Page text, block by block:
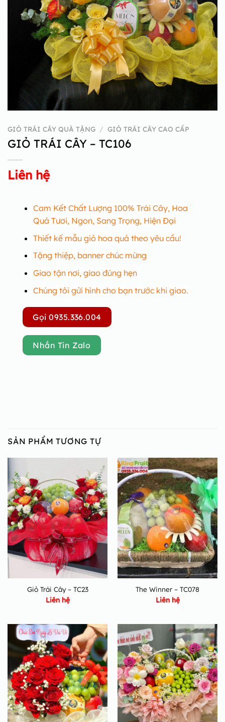
GIỎ TRÁI CÂY QUÀ TẶNG / GIỎ TRÁI CÂY CAO CẤP
GIỎ TRÁI CÂY – TC106
Liên hệ
Cam Kết Chất Lượng 100% Trái Cây, Hoa
Quả Tươi, Ngon, Sang Trọng, Hiện Đại
Thiết kế mẫu giỏ hoa quả theo yêu cầu!
Tặng thiệp, banner chúc mừng
Giao tận nơi, giao đúng hẹn
Chúng tôi gửi hình cho bạn trước khi giao.
Gọi 0935.336.004
Nhắn Tin Zalo
SẢN PHẨM TƯƠNG TỰ
Giỏ Trái Cây – TC23
Liên hệ
The Winner – TC078
Liên hệ